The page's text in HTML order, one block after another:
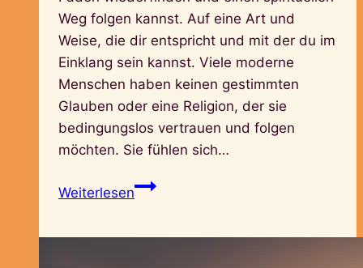
Weg folgen kannst. Auf eine Art und
Weise, die dir entspricht und mit der du im
Einklang sein kannst. Viele moderne
Menschen haben keinen gestimmten
Glauben oder eine Religion, der sie
bedingungslos vertrauen und folgen
möchten. Sie fühlen sich…
WeiterlesenSpiritualität